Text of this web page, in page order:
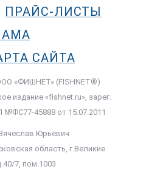
ПРАЙС-ЛИСТЫ
САЙТА
«ФИШНЕТ» (FISHNET®)
издание «fishnet.ru», зарег.
45888 от 15.07.2011
Юрьевич
область, г.Великие
7, пом.1003